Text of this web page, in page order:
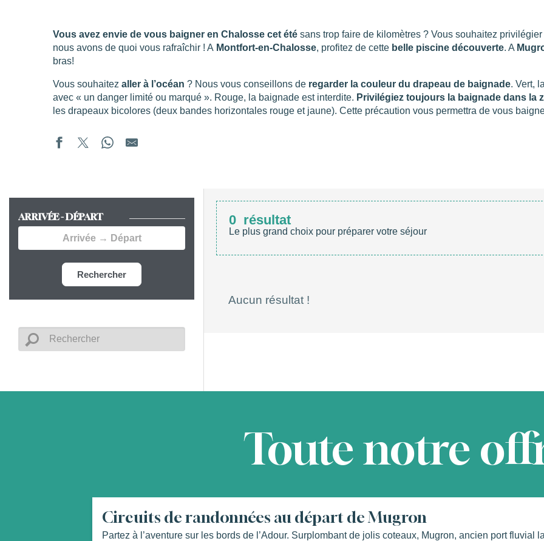
Vous avez envie de vous baigner en Chalosse cet été sans trop faire de kilomètres ? Vous souhaitez
nous avons de quoi vous rafraîchir ! A Montfort-en-Chalosse, profitez de cette belle piscine découverte. A
bras!
Vous souhaitez aller à l’océan ? Nous vous conseillons de regarder la couleur du drapeau de baignade. Vert,
avec « un danger limité ou marqué ». Rouge, la baignade est interdite. Privilégiez toujours la baignade dans la
les drapeaux bicolores (deux bandes horizontales rouge et jaune). Cette précaution vous permettra de vous
ARRIVÉE - DÉPART
Rechercher
0 résultat
Le plus grand choix pour préparer votre séjour
Aucun résultat !
Toute notre
Circuits de randonnées au départ de Mugron
Partez à l’aventure sur les bords de l’Adour. Surplombant de jolis coteaux, Mugron, ancien port fluvial